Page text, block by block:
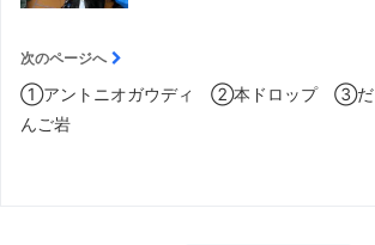
次のページへ
①アントニオガウディ ②本ドロップ ③だ
んご岩